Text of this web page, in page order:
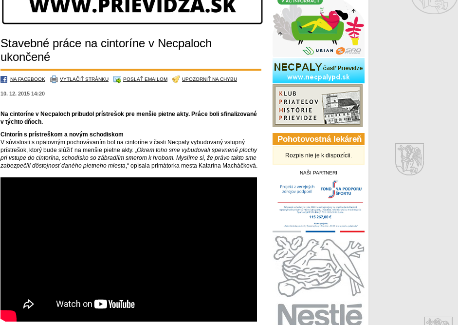
Stavebné práce na cintoríne v Necpaloch
ukončené
NA FACEBOOK VYTLAČIŤ STRÁNKU POSLAŤ EMAILOM UPOZORNIŤ NA CHYBU
10. 12. 2015 14:20
Na cintoríne v Necpaloch pribudol prístrešok pre menšie pietne akty. Práce boli sfinalizované
v týchto dňoch.
Cintorín s prístreškom a novým schodiskom
V súvislosti s opätovným pochovávaním bol na cintoríne v časti Necpaly vybudovaný vstupný
prístrešok, ktorý bude slúžiť na menšie pietne akty. „ Okrem toho sme vybudovali spevnené plochy
pri vstupe do cintorína, schodisko so zábradlím smerom k hrobom. Myslíme si, že práve takto sme
zabezpečili dôstojnosť daného pietneho miesta ,“ opísala primátorka mesta Katarína Macháčková.
Pohotovostná lekáreň
Rozpis nie je k dispozícii.
NAŠI PARTNERI